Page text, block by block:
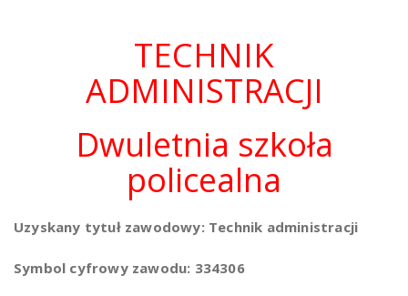
TECHNIK
ADMINISTRACJI
Dwuletnia szkoła
policealna
Uzyskany tytuł zawodowy: Technik administracji
Symbol cyfrowy zawodu: 334306